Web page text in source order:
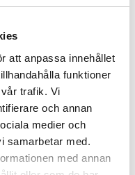
att anpassa innehållet
funktioner
trafik. Vi
och annan
medier och
samarbetar med.
med annan